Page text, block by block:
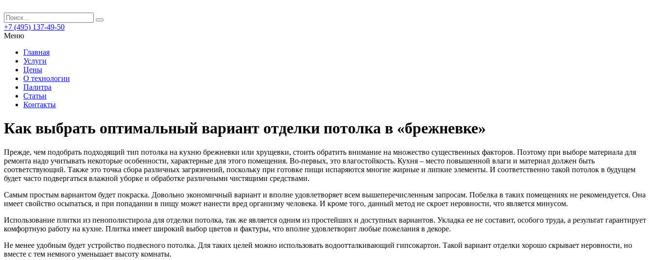
+7 (495) 137-49-50
Меню
Главная
Услуги
Цены
О технологии
Палитра
Статьи
Контакты
Как выбрать оптимальный вариант отделки потолка в «брежневке»
Прежде, чем подобрать подходящий тип потолка на кухню брежневки или хрущевки, стоить обратить внимание на множество существенных факторов. Поэтому при выборе материала для
ремонта надо учитывать некоторые особенности, характерные для этого помещения. Во-первых, это влагостойкость. Кухня – место повышенной влаги и материал должен быть
соответствующий. Также это точка сбора различных загрязнений, поскольку при готовке пищи испаряются многие жирные и липкие элементы. И соответственно такой потолок в будущем
будет часто подвергаться влажной уборке и обработке различными чистящими средствами.
Самым простым вариантом будет покраска. Довольно экономичный вариант и вполне удовлетворяет всем вышеперечисленным запросам. Побелка в таких помещениях не рекомендуется. Она
имеет свойство осыпаться, и при попадании в пищу может нанести вред организму человека. И кроме того, данный метод не скроет неровности, что является минусом.
Использование плитки из пенополистирола для отделки потолка, так же является одним из простейших и доступных вариантов. Укладка ее не составит, особого труда, а результат гарантирует
комфортную работу на кухне. Плитка имеет широкий выбор цветов и фактуры, что вполне удовлетворит любые пожелания в декоре.
Не менее удобным будет устройство подвесного потолка. Для таких целей можно использовать водоотталкивающий гипсокартон. Такой вариант отделки хорошо скрывает неровности, но
вместе с тем немного уменьшает высоту комнаты.